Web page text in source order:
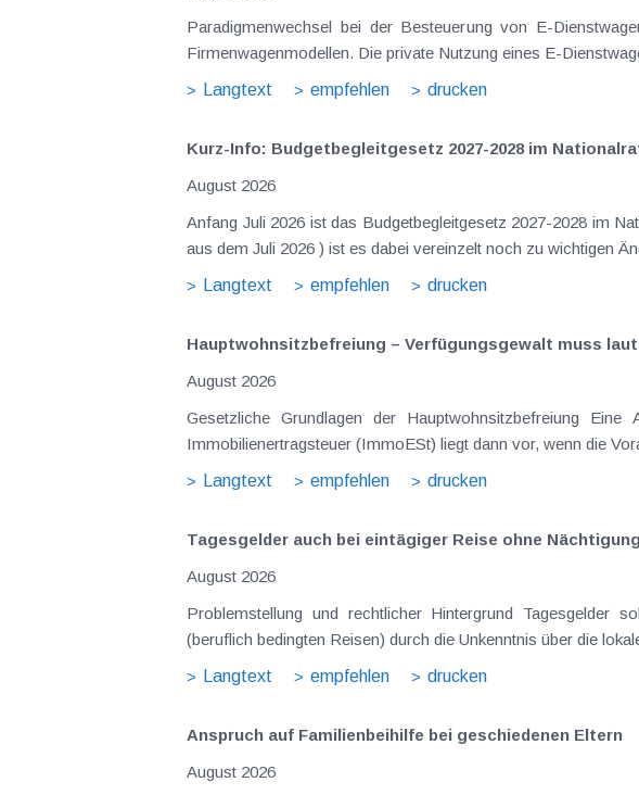
Paradigmenwechsel bei der Besteuerung von E-Dienstwagen Über Jahre hinweg galten reine Elektrofahrzeuge als steuerlicher Goldstandard
Firmenwagenmodellen. Die private Nutzung eines E-
Langtext
empfehlen drucken
Kurz-Info: Budgetbegleitgesetz 2027-2028 im
August 2026
Anfang Juli 2026 ist das Budgetbegleitgesetz 2027-2028 im
Langtext
empfehlen drucken
Hauptwohnsitz​­befreiung – Verfügungsgewalt muss
August 2026
Gesetzliche Grundlagen der Hauptwohnsitzbefreiung Eine Ausnahme von der bei privaten Grundstücksveräußerungen regelmäßig anfallenden
Immobilienertragsteuer (ImmoESt) liegt dann vor, wenn die
Langtext
empfehlen drucken
Tagesgelder auch bei eintägiger Reise ohne Nächtigung
August 2026
Problemstellung und rechtlicher Hintergrund Tagesgelder sollen Verpflegungsmehraufwendungen ausgleichen, welche im Zuge von Dienstreisen
(beruflich bedingten Reisen) durch die Unkenntnis über die
Langtext
empfehlen drucken
Anspruch auf Familienbeihilfe bei geschiedenen Eltern
August 2026